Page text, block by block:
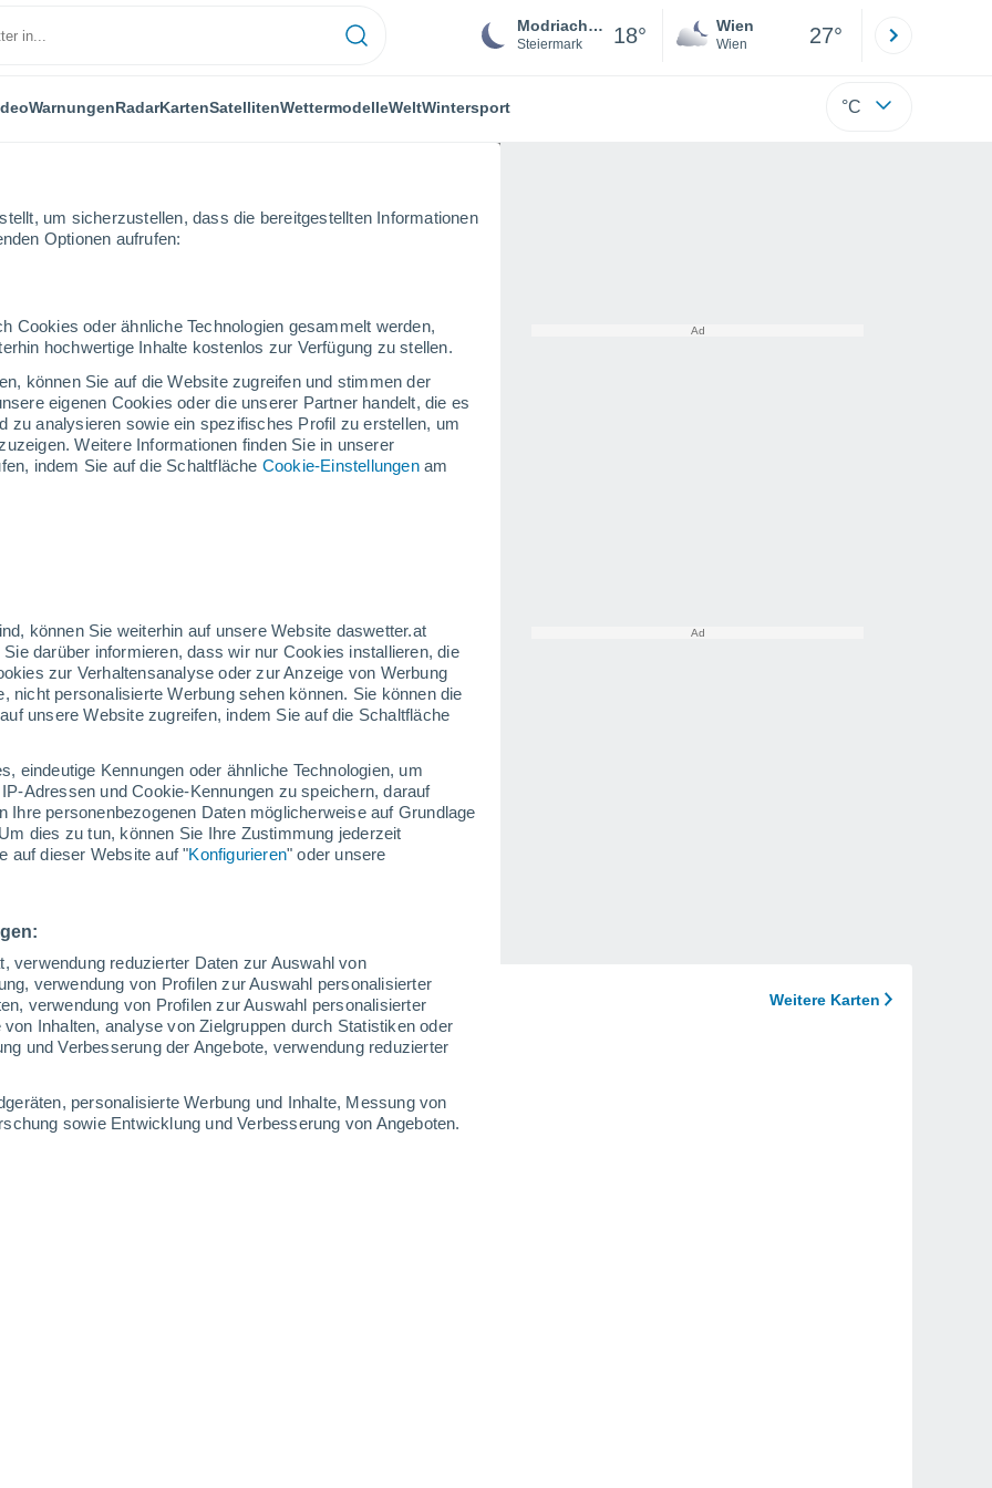
um sicherzustellen, dass die bereitgestellten Informationen
Optionen aufrufen:
Cookies oder ähnliche Technologien gesammelt werden,
hochwertige Inhalte kostenlos zur Verfügung zu stellen.
können Sie auf die Website zugreifen und stimmen der
eigenen Cookies oder die unserer Partner handelt, die es
zu analysieren sowie ein spezifisches Profil zu erstellen, um
Weitere Informationen finden Sie in unserer
indem Sie auf die Schaltfläche Cookie-Einstellungenam
können Sie weiterhin auf unsere Website daswetter.at
darüber informieren, dass wir nur Cookies installieren, die
zur Verhaltensanalyse oder zur Anzeige von Werbung
nicht personalisierte Werbung sehen können. Sie können die
unsere Website zugreifen, indem Sie auf die Schaltfläche
eindeutige Kennungen oder ähnliche Technologien, um
Adressen und Cookie-Kennungen zu speichern, darauf
personenbezogenen Daten möglicherweise auf Grundlage
dies zu tun, können Sie Ihre Zustimmung jederzeit
auf dieser Website auf "Konfigurieren" oder unsere
verwendung reduzierter Daten zur Auswahl von
verwendung von Profilen zur Auswahl personalisierter
verwendung von Profilen zur Auswahl personalisierter
Inhalten, analyse von Zielgruppen durch Statistiken oder
und Verbesserung der Angebote, verwendung reduzierter
personalisierte Werbung und Inhalte, Messung von
sowie Entwicklung und Verbesserung von Angeboten.
Modriach-Winkel Hoislifte
Steiermark 18° Wien
Wien 27°
WarnungenRadarKartenSatellitenWettermodelleWeltWintersport °C
Heute
6. Aug
Morgen
7. Aug
Samstag
8. Aug
Schneeverhältnisse
Schneehöhe iauf dem Berg
Schneebeschaffenheit im Tal
Weitere Karten